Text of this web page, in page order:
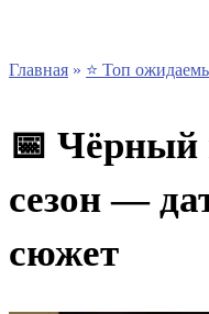
Главная » ⭐ Топ
📅 Чёрный
сезон —
сюжет